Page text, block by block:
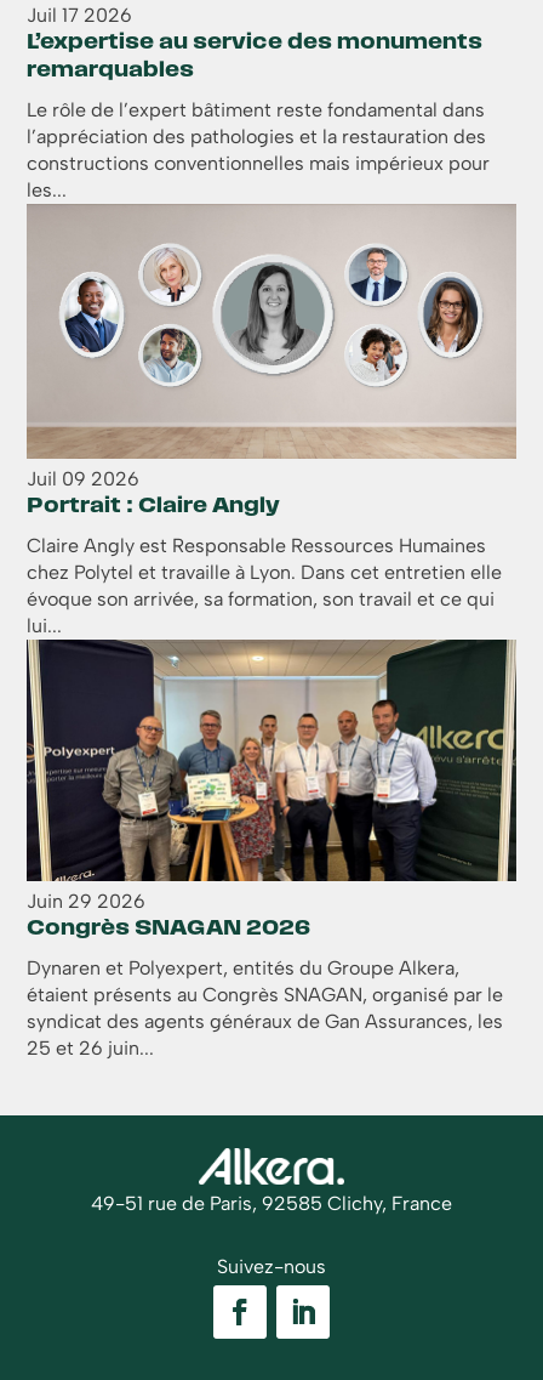
Juil 17 2026
L’expertise au service des monuments
remarquables
Le rôle de l’expert bâtiment reste fondamental dans
l’appréciation des pathologies et la restauration des
constructions conventionnelles mais impérieux pour
les...
Juil 09 2026
Portrait : Claire Angly
Claire Angly est Responsable Ressources Humaines
chez Polytel et travaille à Lyon. Dans cet entretien elle
évoque son arrivée, sa formation, son travail et ce qui
lui...
Juin 29 2026
Congrès SNAGAN 2026
Dynaren et Polyexpert, entités du Groupe Alkera,
étaient présents au Congrès SNAGAN, organisé par le
syndicat des agents généraux de Gan Assurances, les
25 et 26 juin...
49-51 rue de Paris, 92585 Clichy, France
Suivez-nous